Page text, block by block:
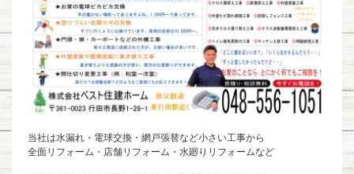
当社は水漏れ・電球交換・網戸張替など小さい工事から
全面リフォーム・店舗リフォーム・水廻りリフォームなど